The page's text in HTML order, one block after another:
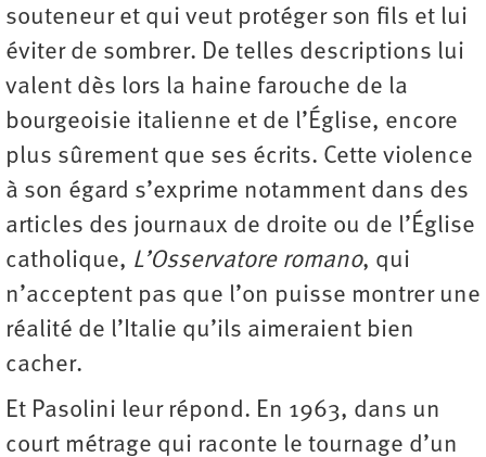
souteneur et qui veut protéger son fils et lui
éviter de sombrer. De telles descriptions lui
valent dès lors la haine farouche de la
bourgeoisie italienne et de l’Église, encore
plus sûrement que ses écrits. Cette violence
à son égard s’exprime notamment dans des
articles des journaux de droite ou de l’Église
catholique, L’Osservatore romano, qui
n’acceptent pas que l’on puisse montrer une
réalité de l’Italie qu’ils aimeraient bien
cacher.
Et Pasolini leur répond. En 1963, dans un
court métrage qui raconte le tournage d’un